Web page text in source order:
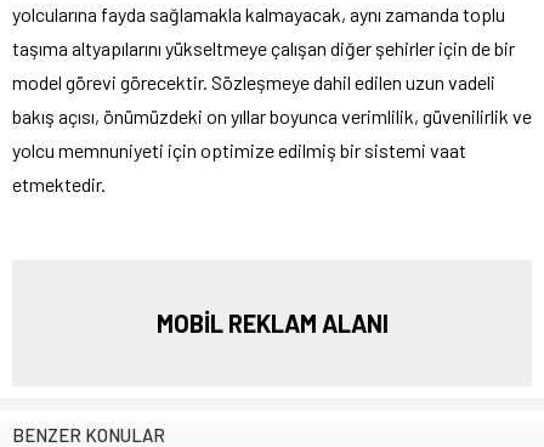
yolcularına fayda sağlamakla kalmayacak, aynı zamanda toplu
taşıma altyapılarını yükseltmeye çalışan diğer şehirler için de bir
model görevi görecektir. Sözleşmeye dahil edilen uzun vadeli
bakış açısı, önümüzdeki on yıllar boyunca verimlilik, güvenilirlik ve
yolcu memnuniyeti için optimize edilmiş bir sistemi vaat
etmektedir.
MOBİL REKLAM ALANI
BENZER KONULAR